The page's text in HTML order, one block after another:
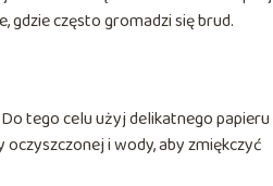
gdzie często gromadzi się brud.
tego celu użyj delikatnego papieru
i wody, aby zmiękczyć